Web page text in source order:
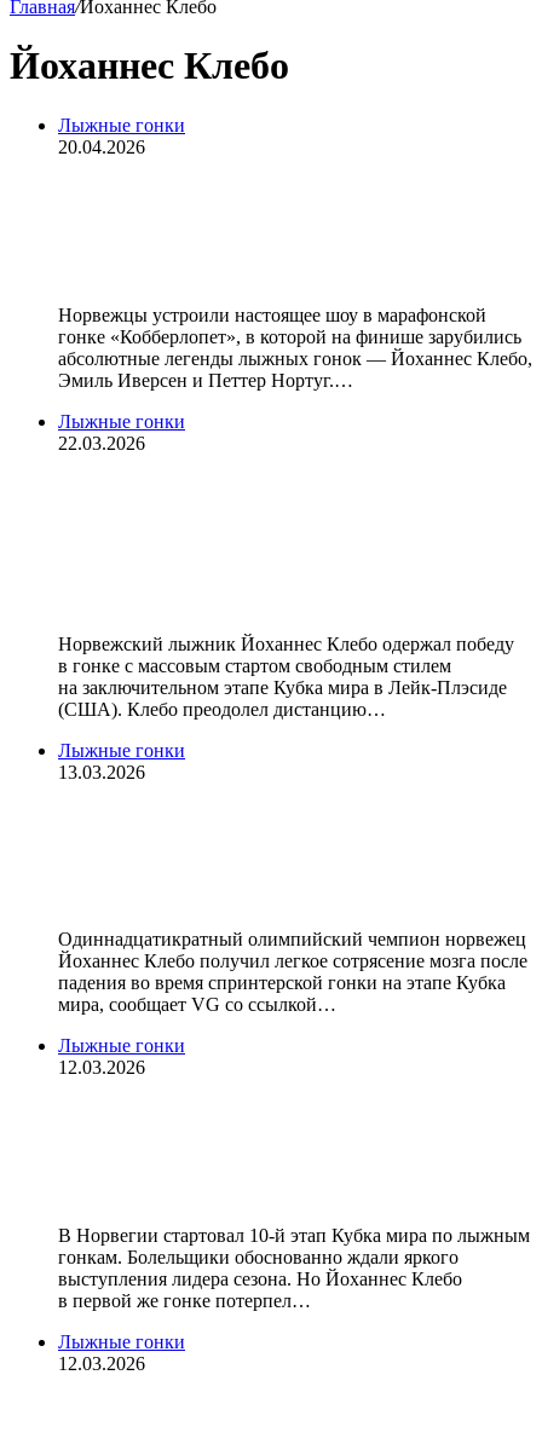
Главная/Йоханнес Клебо
Йоханнес Клебо
Лыжные гонки
20.04.2026
Норвежцы устроили настоящее шоу в марафонской
гонке «Кобберлопет», в которой на финише зарубились
абсолютные легенды лыжных гонок — Йоханнес Клебо,
Эмиль Иверсен и Петтер Нортуг.…
Лыжные гонки
22.03.2026
Норвежский лыжник Йоханнес Клебо одержал победу
в гонке с массовым стартом свободным стилем
на заключительном этапе Кубка мира в Лейк‑Плэсиде
(США). Клебо преодолел дистанцию…
Лыжные гонки
13.03.2026
Одиннадцатикратный олимпийский чемпион норвежец
Йоханнес Клебо получил легкое сотрясение мозга после
падения во время спринтерской гонки на этапе Кубка
мира, сообщает VG со ссылкой…
Лыжные гонки
12.03.2026
В Норвегии стартовал 10-й этап Кубка мира по лыжным
гонкам. Болельщики обоснованно ждали яркого
выступления лидера сезона. Но Йоханнес Клебо
в первой же гонке потерпел…
Лыжные гонки
12.03.2026